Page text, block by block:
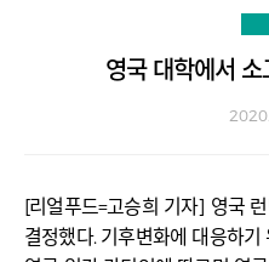
영국 대학에서
[리얼푸드=고승희 기자] 영국
결정했다. 기후변화에 대응하기